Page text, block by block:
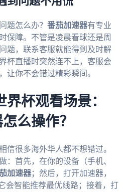
题怎么办？ 番茄加速器有专业
保障。不管是凌晨看球还是周
题，联系客服就能得到及时解
杯直播时突然连不上，客服会
让你不会错过精彩瞬间。
杯观看场景：
么操作？
信很多海外华人都不想错过。
：首先，在你的设备（手机、
加速器；然后，打开加速器，
会智能推荐最优线路；接着，打